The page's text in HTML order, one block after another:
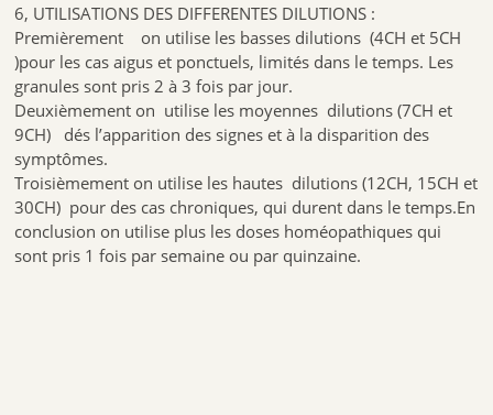
6, UTILISATIONS DES DIFFERENTES DILUTIONS :
Premièrement on utilise les basses dilutions (4CH et 5CH
)pour les cas aigus et ponctuels, limités dans le temps. Les
granules sont pris 2 à 3 fois par jour.
Deuxièmement on utilise les moyennes dilutions (7CH et
9CH) dés l’apparition des signes et à la disparition des
symptômes.
Troisièmement on utilise les hautes dilutions (12CH, 15CH et
30CH) pour des cas chroniques, qui durent dans le temps.En
conclusion on utilise plus les doses homéopathiques qui
sont pris 1 fois par semaine ou par quinzaine.